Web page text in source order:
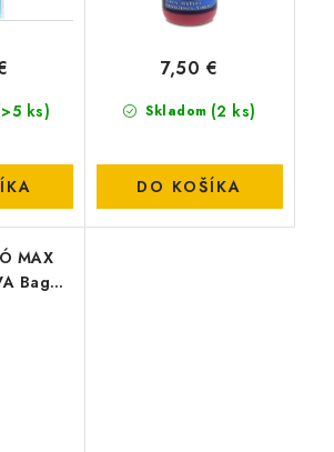
ks) Skladom (2 ks)
7,50 €
DO KOŠÍKA
MAX
Bag